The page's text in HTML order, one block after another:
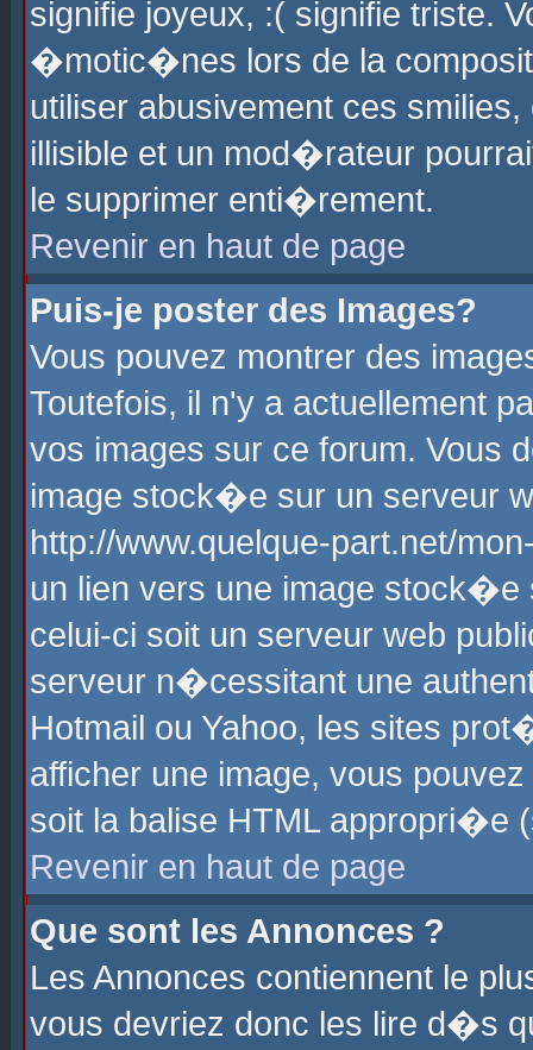
signifie joyeux, :( signifie triste.
�motic�nes lors de la
utiliser abusivement ces
illisible et un mod�rateur
le supprimer enti�rement.
Revenir en haut de page
Puis-je poster des Images?
Vous pouvez montrer des
Toutefois, il n'y a actuellement
vos images sur ce forum. Vous
image stock�e sur un serveur
http://www.quelque-part.net/
un lien vers une image
celui-ci soit un serveur web
serveur n�cessitant une
Hotmail ou Yahoo, les sites
afficher une image, vous
soit la balise HTML
Revenir en haut de page
Que sont les Annonces ?
Les Annonces contiennent le
vous devriez donc les lire d�s